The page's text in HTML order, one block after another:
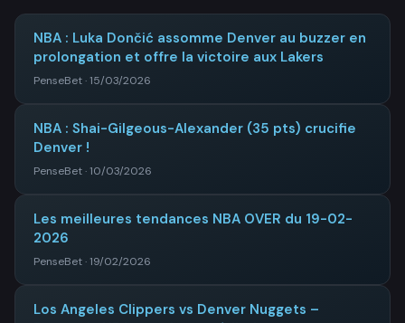
NBA : Luka Dončić assomme Denver au buzzer en
prolongation et offre la victoire aux Lakers
PenseBet · 15/03/2026
NBA : Shai-Gilgeous-Alexander (35 pts) crucifie
Denver !
PenseBet · 10/03/2026
Les meilleures tendances NBA OVER du 19-02-
2026
PenseBet · 19/02/2026
Los Angeles Clippers vs Denver Nuggets –